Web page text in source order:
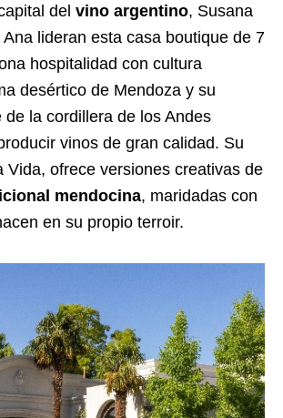
del vino argentino, Susana
lideran esta casa boutique de 7
hospitalidad con cultura
desértico de Mendoza y su
de la cordillera de los Andes
vinos de gran calidad. Su
Vida, ofrece versiones creativas de
mendocina, maridadas con
en su propio terroir.